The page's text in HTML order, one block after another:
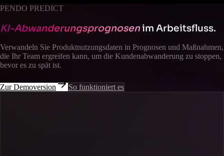
PENDO PREDICT
KI-Abwanderungsprognosenim Arbeitsfluss.
Verwandeln Sie Produktnutzungsdaten in Prognosen und Maßnahmen,
die Ihr Team ergreifen kann, um die Kundenabwanderung zu stoppen,
bevor es zu spät ist.
Zur Demoversion So funktioniert es